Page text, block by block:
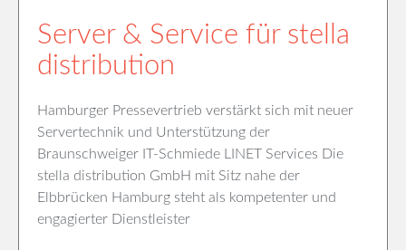
Server & Service für stella
distribution
Hamburger Pressevertrieb verstärkt sich mit neuer
Servertechnik und Unterstützung der
Braunschweiger IT-Schmiede LINET Services Die
stella distribution GmbH mit Sitz nahe der
Elbbrücken Hamburg steht als kompetenter und
engagierter Dienstleister